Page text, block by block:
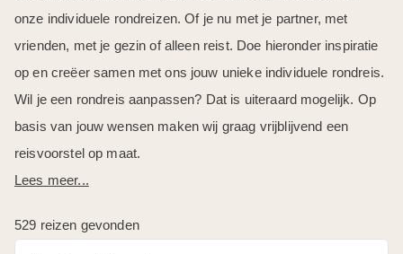
onze individuele rondreizen. Of je nu met je partner, met
vrienden, met je gezin of alleen reist. Doe hieronder inspiratie
op en creëer samen met ons jouw unieke individuele rondreis.
Wil je een rondreis aanpassen? Dat is uiteraard mogelijk. Op
basis van jouw wensen maken wij graag vrijblijvend een
reisvoorstel op maat.
Lees meer...
529 reizen gevonden